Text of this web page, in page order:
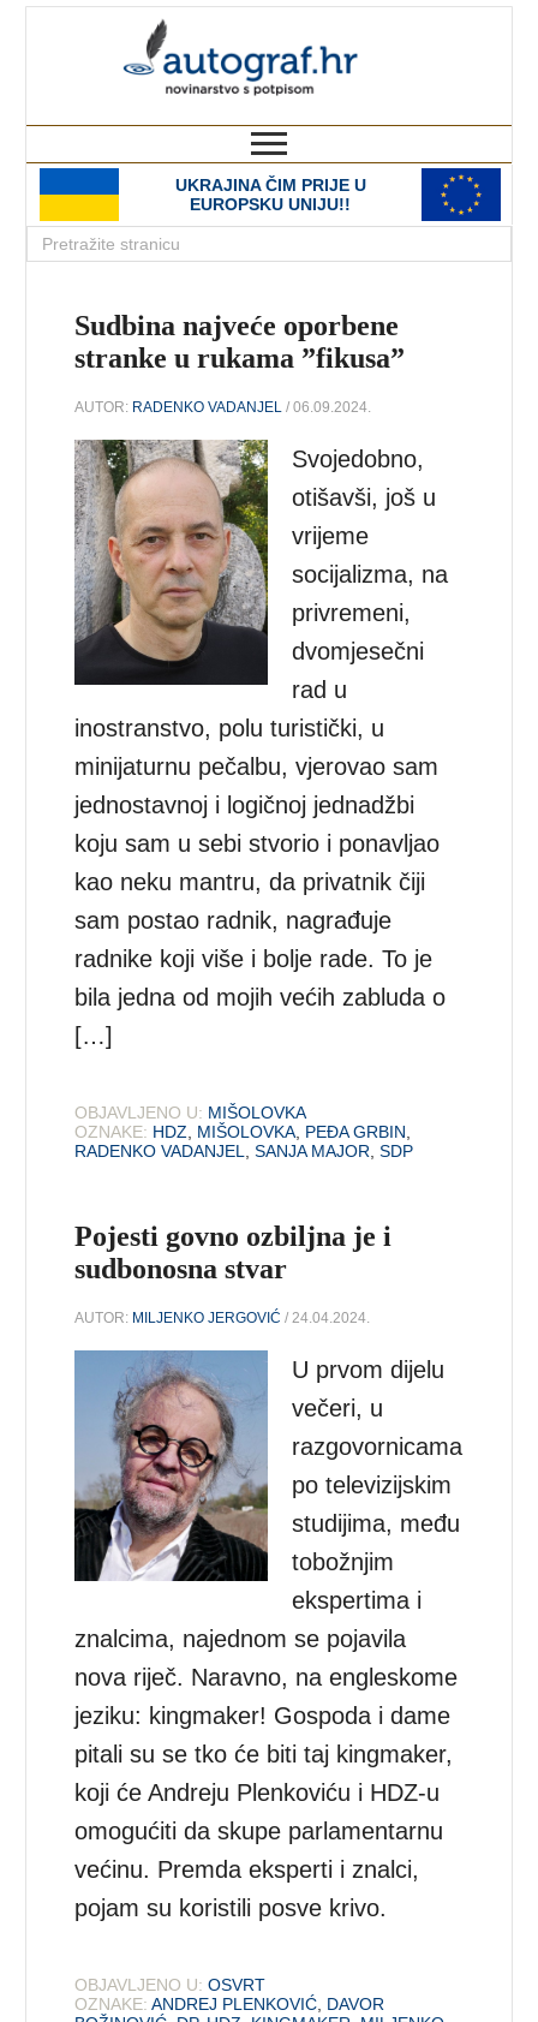
UKRAJINA ČIM PRIJE U
EUROPSKU UNIJU!!
Sudbina najveće oporbene
stranke u rukama ”fikusa”
AUTOR: RADENKO VADANJEL / 06.09.2024.
Svojedobno,
otišavši, još u
vrijeme
socijalizma, na
privremeni,
dvomjesečni
rad u
inostranstvo, polu turistički, u
minijaturnu pečalbu, vjerovao sam
jednostavnoj i logičnoj jednadžbi
koju sam u sebi stvorio i ponavljao
kao neku mantru, da privatnik čiji
sam postao radnik, nagrađuje
radnike koji više i bolje rade. To je
bila jedna od mojih većih zabluda o
[…]
OBJAVLJENO U: MIŠOLOVKA
OZNAKE: HDZ MIŠOLOVKA PEĐA GRBIN
RADENKO VADANJEL
,SANJA MAJOR ,SDP
Pojesti govno ozbiljna je i
sudbonosna stvar
AUTOR: MILJENKO JERGOVIĆ / 24.04.2024.
U prvom dijelu
večeri, u
razgovornicama
po televizijskim
studijima, među
tobožnjim
ekspertima i
znalcima, najednom se pojavila
nova riječ. Naravno, na engleskome
jeziku: kingmaker! Gospoda i dame
pitali su se tko će biti taj kingmaker,
koji će Andreju Plenkoviću i HDZ-u
omogućiti da skupe parlamentarnu
većinu. Premda eksperti i znalci,
pojam su koristili posve krivo.
OBJAVLJENO U: OSVRT
OZNAKE: ANDREJ PLENKOVIĆ DAVOR